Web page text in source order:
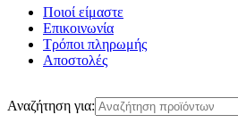
Ποιοί είμαστε
Επικοινωνία
Τρόποι πληρωμής
Αποστολές
Αναζήτηση για: